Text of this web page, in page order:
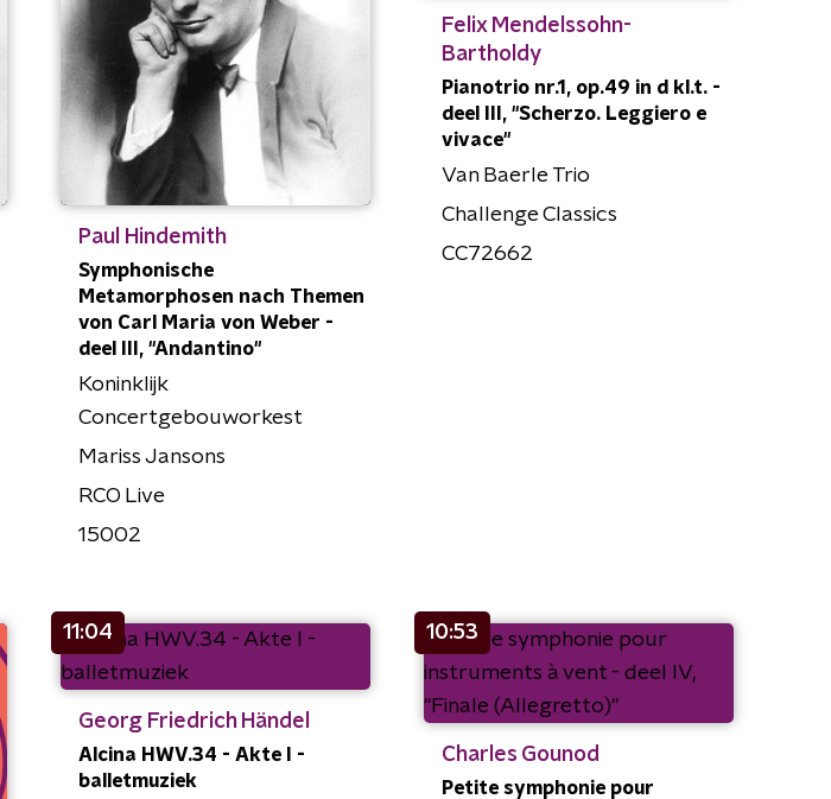
Paul Hindemith
Symphonische
Metamorphosen nach Themen
von Carl Maria von Weber -
deel III, "Andantino"
Koninklijk
Concertgebouworkest
Mariss Jansons
RCO Live
15002
Felix Mendelssohn-
Bartholdy
Pianotrio nr.1, op.49 in d kl.t. -
deel III, "Scherzo. Leggiero e
vivace"
Van Baerle Trio
Challenge Classics
CC72662
11:04
Georg Friedrich Händel
Alcina HWV.34 - Akte I -
balletmuziek
10:53
Charles Gounod
Petite symphonie pour